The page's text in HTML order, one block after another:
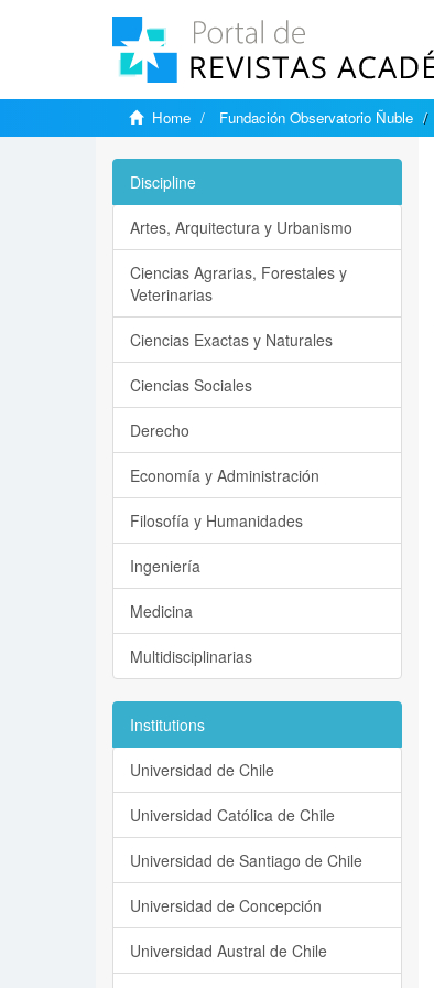
Home Fundación Observatorio Ñuble
Discipline
Artes, Arquitectura y Urbanismo
Ciencias Agrarias, Forestales y
Veterinarias
Ciencias Exactas y Naturales
Ciencias Sociales
Derecho
Economía y Administración
Filosofía y Humanidades
Ingeniería
Medicina
Multidisciplinarias
Institutions
Universidad de Chile
Universidad Católica de Chile
Universidad de Santiago de Chile
Universidad de Concepción
Universidad Austral de Chile